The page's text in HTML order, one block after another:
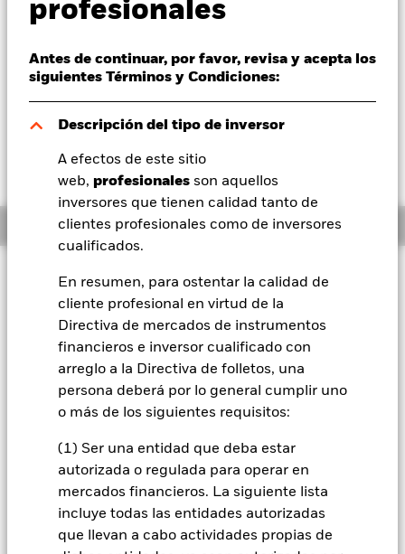
profesionales
Antes de continuar, por favor, revisa y acepta los
siguientes Términos y Condiciones:
Descripción del tipo de inversor
A efectos de este sitio
web, profesionales son aquellos
inversores que tienen calidad tanto de
clientes profesionales como de inversores
cualificados.
En resumen, para ostentar la calidad de
cliente profesional en virtud de la
Directiva de mercados de instrumentos
financieros e inversor cualificado con
arreglo a la Directiva de folletos, una
persona deberá por lo general cumplir uno
o más de los siguientes requisitos:
(1) Ser una entidad que deba estar
autorizada o regulada para operar en
mercados financieros. La siguiente lista
incluye todas las entidades autorizadas
que llevan a cabo actividades propias de
Educación
Profesionales
España
Change location
BlackRock
iShares
Nuestra compañía
Valor liquidativo a 07 ago 2026
CAD 22,17
CAD -0,07 (-0,31%)
Información general
Filosofía de inversión
El Fondo tiene por objetivo maximizar la rentabilidad de su
inversión a través de una combinación de crecimiento del
de forma coherente con los principios medioambientales,
sociales y de gobierno corporativo (ESG) aplicados a la
inversión. El Fondo invierte a escala mundial al menos el
70% de sus activos totales en valores de renta fija. Entre
monetario (es decir, títulos de deuda con vencimientos a
corto plazo). Los valores de renta fija podrán estar emitidos
por gobiernos, agencias gubernamentales, empresas y
organismos supranacionales (como el Banco Internacional
de Reconstrucción y Desarrollo).